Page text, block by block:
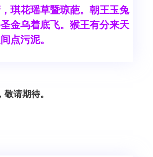
琪花瑶草暨琼葩。朝王玉兔
金乌着底飞。猴王有分来天
点污泥。
敬请期待。